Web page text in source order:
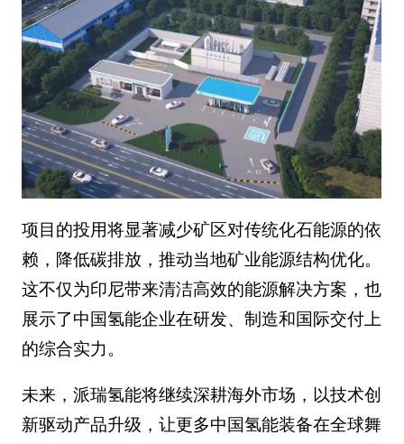
项目的投用将显著减少矿区对传统化石能源的依
赖，降低碳排放，推动当地矿业能源结构优化。
这不仅为印尼带来清洁高效的能源解决方案，也
展示了中国氢能企业在研发、制造和国际交付上
的综合实力。
未来，派瑞氢能将继续深耕海外市场，以技术创
新驱动产品升级，让更多中国氢能装备在全球舞